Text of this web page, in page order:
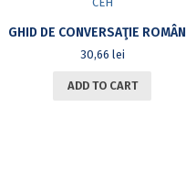
30,66 lei
ADD TO CART